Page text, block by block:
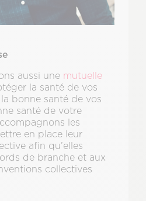
aussi une mutuelle
la santé de vos
bonne santé de vos
santé de votre
les
en place leur
afin qu’elles
de branche et aux
collectives